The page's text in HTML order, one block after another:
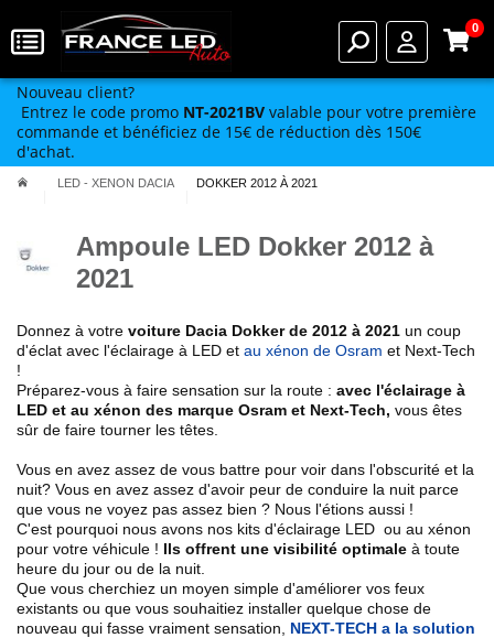
0
Nouveau client?
Entrez le code promo NT-2021BV valable pour votre première
commande et bénéficiez de 15€ de réduction dès 150€
d'achat.
LED - XENON DACIA DOKKER 2012 À 2021
Ampoule LED Dokker 2012 à
2021
Donnez à votre voiture Dacia Dokker de 2012 à 2021 un coup
d'éclat avec l'éclairage à LED et au xénon de Osram et Next-Tech
!
Préparez-vous à faire sensation sur la route : avec l'éclairage à
LED et au xénon des marque Osram et Next-Tech, vous êtes
sûr de faire tourner les têtes.
Vous en avez assez de vous battre pour voir dans l'obscurité et la
nuit? Vous en avez assez d'avoir peur de conduire la nuit parce
que vous ne voyez pas assez bien ? Nous l'étions aussi !
C'est pourquoi nous avons nos kits d'éclairage LED ou au xénon
pour votre véhicule ! Ils offrent une visibilité optimale à toute
heure du jour ou de la nuit.
Que vous cherchiez un moyen simple d'améliorer vos feux
existants ou que vous souhaitiez installer quelque chose de
nouveau qui fasse vraiment sensation,
NEXT-TECH a la solution